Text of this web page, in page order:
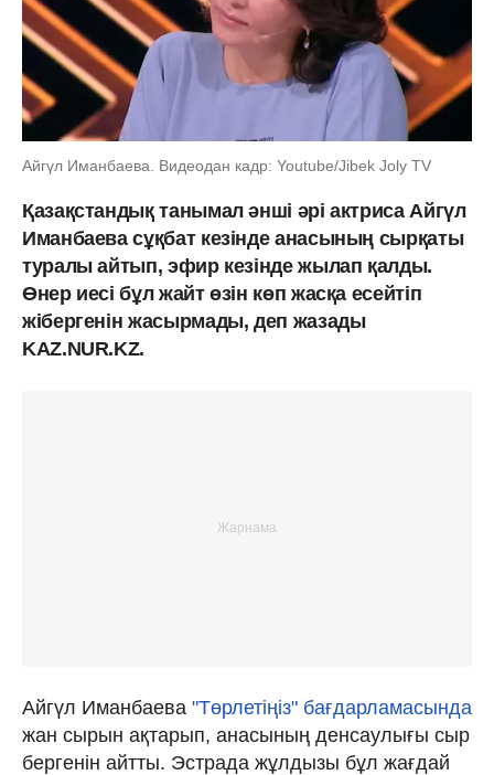
Айгүл Иманбаева. Видеодан кадр: Youtube/Jibek Joly TV
Қазақстандық танымал әнші әрі актриса Айгүл
Иманбаева сұқбат кезінде анасының сырқаты
туралы айтып, эфир кезінде жылап қалды.
Өнер иесі бұл жайт өзін көп жасқа есейтіп
жібергенін жасырмады, деп жазады
KAZ.NUR.KZ.
Айгүл Иманбаева "Төрлетіңіз" бағдарламасында
жан сырын ақтарып, анасының денсаулығы сыр
бергенін айтты. Эстрада жұлдызы бұл жағдай